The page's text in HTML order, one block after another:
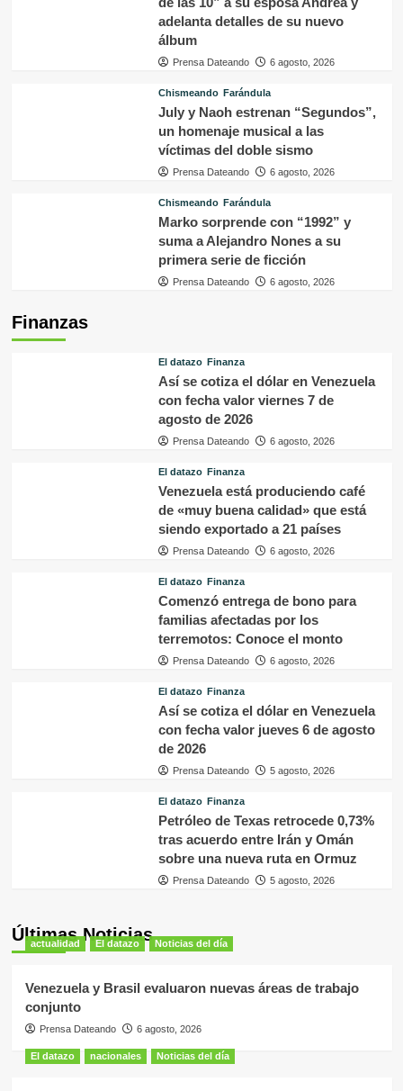
adelanta detalles de su nuevo
álbum
Prensa Dateando 6 agosto, 2026
Chismeando Farándula
July y Naoh estrenan “Segundos”,
un homenaje musical a las
víctimas del doble sismo
Prensa Dateando 6 agosto, 2026
Chismeando Farándula
Marko sorprende con “1992” y
suma a Alejandro Nones a su
primera serie de ficción
Prensa Dateando 6 agosto, 2026
Finanzas
El datazo Finanza
Así se cotiza el dólar en Venezuela
con fecha valor viernes 7 de
agosto de 2026
Prensa Dateando 6 agosto, 2026
El datazo Finanza
Venezuela está produciendo café
de «muy buena calidad» que está
siendo exportado a 21 países
Prensa Dateando 6 agosto, 2026
El datazo Finanza
Comenzó entrega de bono para
familias afectadas por los
terremotos: Conoce el monto
Prensa Dateando 6 agosto, 2026
El datazo Finanza
Así se cotiza el dólar en Venezuela
con fecha valor jueves 6 de agosto
de 2026
Prensa Dateando 5 agosto, 2026
El datazo Finanza
Petróleo de Texas retrocede 0,73%
tras acuerdo entre Irán y Omán
sobre una nueva ruta en Ormuz
Prensa Dateando 5 agosto, 2026
Últimas Noticias
actualidad El datazo Noticias del día
Venezuela y Brasil evaluaron nuevas áreas de trabajo
conjunto
Prensa Dateando 6 agosto, 2026
El datazo nacionales Noticias del día